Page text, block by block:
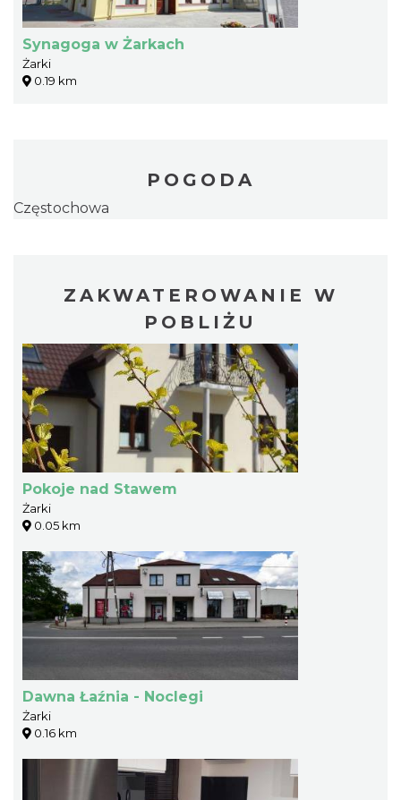
Synagoga w Żarkach
Żarki
0.19 km
POGODA
Częstochowa
ZAKWATEROWANIE W
POBLIŻU
Pokoje nad Stawem
Żarki
0.05 km
Dawna Łaźnia - Noclegi
Żarki
0.16 km